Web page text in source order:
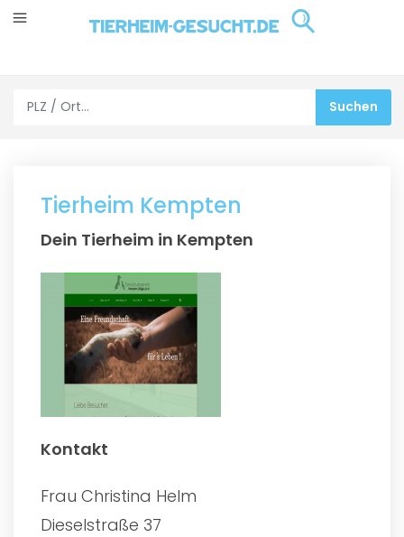
Tierheim Kempten
Dein Tierheim in Kempten
Kontakt
Frau Christina Helm
Dieselstraße 37